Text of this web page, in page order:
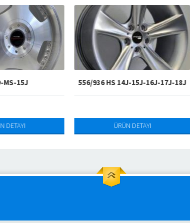
HS 14J-15J-16J-17J-18J
ÜRÜN DETAYI
9023-MS-15J-17J
ÜRÜN DETAYI